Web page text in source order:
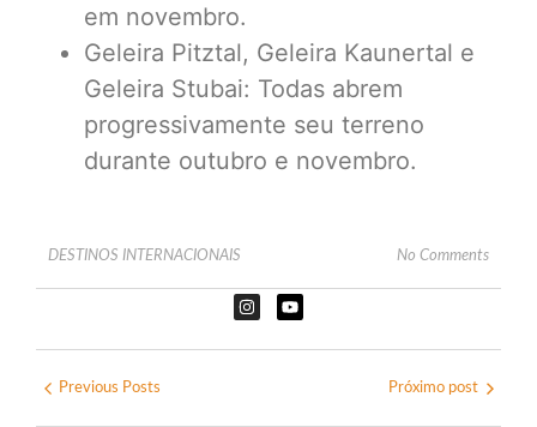
​​em novembro.
Geleira Pitztal, Geleira Kaunertal e
Geleira Stubai: Todas abrem
progressivamente seu terreno
durante outubro e novembro.
DESTINOS INTERNACIONAIS No Comments
Previous Posts Próximo post